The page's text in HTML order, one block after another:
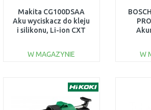
Makita CG100DSAA
Aku wyciskacz do kleju
i silikonu, Li-ion CXT
W MAGAZYNIE
Do porównania
W